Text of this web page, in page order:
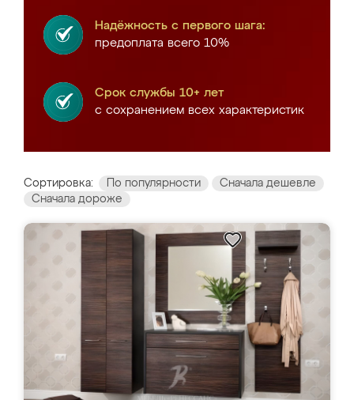
Надёжность с первого шага:
предоплата всего 10%
Срок службы 10+ лет
с сохранением всех характеристик
Сортировка: По популярности
Сначала дешевле
Сначала дороже